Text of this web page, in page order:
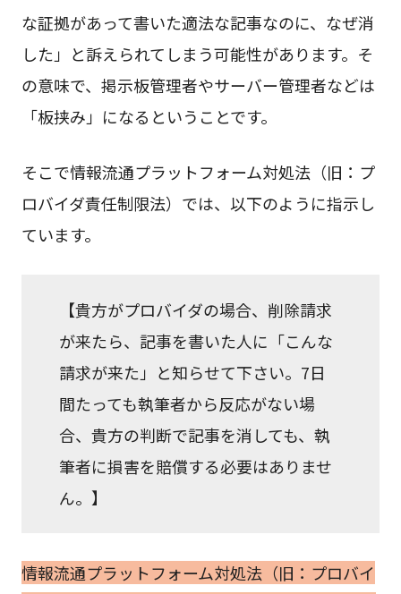
な証拠があって書いた適法な記事なのに、なぜ消
した」と訴えられてしまう可能性があります。そ
の意味で、掲示板管理者やサーバー管理者などは
「板挟み」になるということです。
そこで情報流通プラットフォーム対処法（旧：プ
ロバイダ責任制限法）では、以下のように指示し
ています。
【貴方がプロバイダの場合、削除請求
が来たら、記事を書いた人に「こんな
請求が来た」と知らせて下さい。7日
間たっても執筆者から反応がない場
合、貴方の判断で記事を消しても、執
筆者に損害を賠償する必要はありませ
ん。】
情報流通プラットフォーム対処法（旧：プロバイ